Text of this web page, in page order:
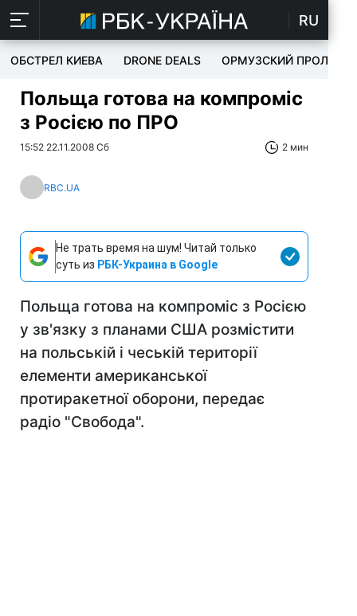
RU
ОБСТРЕЛ КИЕВА DRONE DEALS ОРМУЗСКИЙ ПРОЛИВ
Польща готова на компроміс
з Росією по ПРО
15:52 22.11.2008 Сб 2 мин
RBC.UA
Не трать время на шум! Читай только
суть из РБК-Украина в Google
Польща готова на компроміс з Росією
у зв'язку з планами США розмістити
на польській і чеській території
елементи американської
протиракетної оборони, передає
радіо "Свобода".